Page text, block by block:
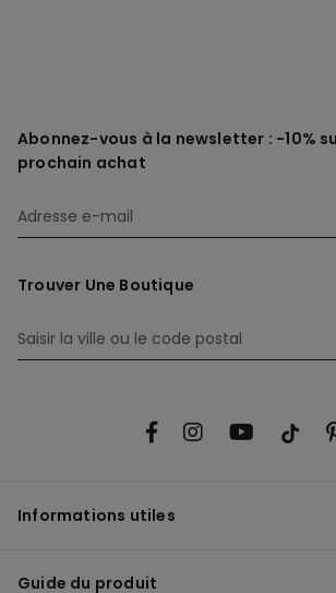
Abonnez-vous à la newsletter : -10%
prochain achat
Trouver Une Boutique
Informations utiles
Guide du produit